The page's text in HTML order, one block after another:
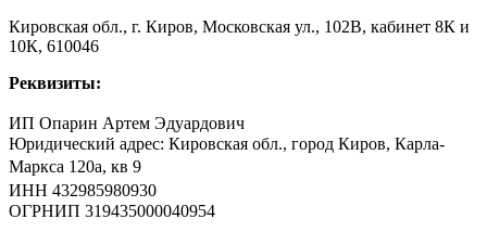
Кировская обл., г. Киров, Московская ул., 102В, кабинет 8К и
10К, 610046
Реквизиты:
ИП Опарин Артем Эдуардович
Юридический адрес: Кировская обл., город Киров, Карла-
Маркса 120а, кв 9
ИНН 432985980930
ОГРНИП 319435000040954